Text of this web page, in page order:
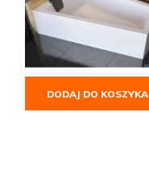
DODAJ DO KOSZYKA